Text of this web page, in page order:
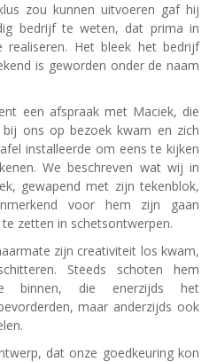
zou kunnen uitvoeren gaf hij
bedrijf te weten, dat prima in
Het bleek het bedrijf
is geworden onder de naam
een afspraak met Maciek, die
ons op bezoek kwam en zich
installeerde om eens te kijken
We beschreven wat wij in
gewapend met zijn tekenblok,
voor hem zijn gaan
zetten in schetsontwerpen.
zijn creativiteit los kwam,
Steeds schoten hem
binnen, die enerzijds het
maar anderzijds ook
dat onze goedkeuring kon